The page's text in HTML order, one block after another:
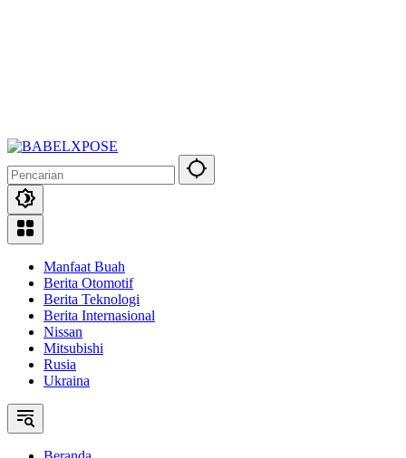
Manfaat Buah
Berita Otomotif
Berita Teknologi
Berita Internasional
Nissan
Mitsubishi
Rusia
Ukraina